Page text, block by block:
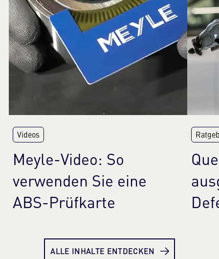
Videos
Meyle-Video: So
verwenden Sie eine
ABS-Prüfkarte
ALLE INHALTE ENTDECKEN